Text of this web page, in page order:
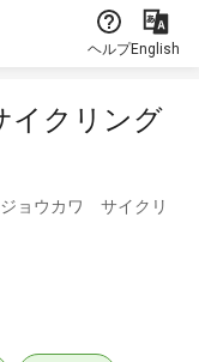
ヘルプEnglish
イクリング
ョウカワ サイクリ